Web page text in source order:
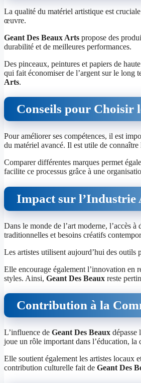
La qualité du matériel artistique est
œuvre.
Geant Des Beaux Arts propose des
durabilité et de meilleures performances.
Des pinceaux, peintures et papiers de
qui fait économiser de l’argent sur le long
Arts.
Conseils pour Choisir
Pour améliorer ses compétences, il est
du matériel avancé. Il est utile de
Comparer différentes marques permet
facilite ce processus grâce à une
Impact sur
Dans le monde de l’art moderne, l’accès à
traditionnelles et besoins créatifs
Les artistes utilisent aujourd’hui des outils
Elle encourage également l’innovation en
styles. Ainsi, Geant Des Beaux reste
Contribution à la
L’influence de Geant Des Beaux dépasse
joue un rôle important dans l’éducation,
Elle soutient également les artistes locaux
contribution culturelle fait de Geant Des